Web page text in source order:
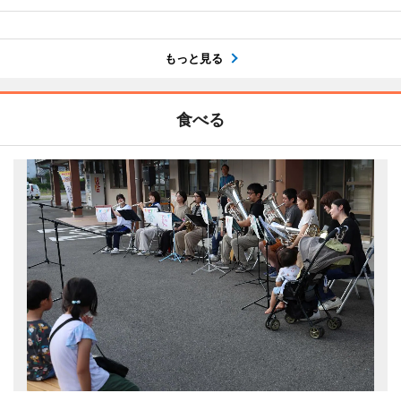
もっと見る
食べる